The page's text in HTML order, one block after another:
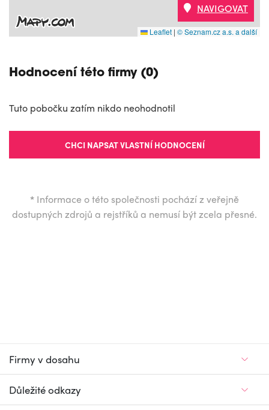
Leaflet | © Seznam.cz a.s. a další
NAVIGOVAT
Hodnocení této firmy (0)
Tuto pobočku zatím nikdo neohodnotil
CHCI NAPSAT VLASTNÍ HODNOCENÍ
* Informace o této společnosti pochází z veřejně
dostupných zdrojů a rejstříků a nemusí být zcela přesné.
Firmy v dosahu
Důležité odkazy